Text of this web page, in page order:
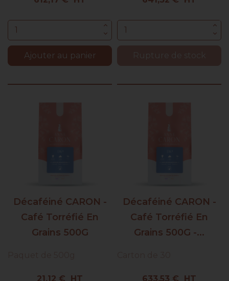
Ajouter au panier
Décaféiné CARON -
Café Torréfié En
Grains 500G
Prix
21,12 € HT
Décaféiné CARON -
Café Torréfié En
Grains 500G -...
Prix
633,53 € HT